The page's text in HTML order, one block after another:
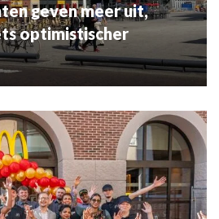
geven meer uit,
optimistischer